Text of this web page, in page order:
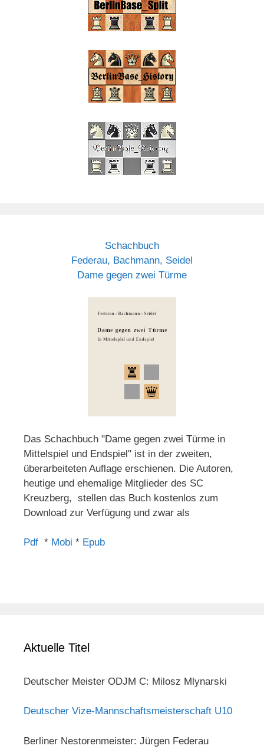
Schachbuch
Federau, Bachmann, Seidel
Dame gegen zwei Türme
Das Schachbuch "Dame gegen zwei Türme in
Mittelspiel und Endspiel" ist in der zweiten,
überarbeiteten Auflage erschienen. Die Autoren,
heutige und ehemalige Mitglieder des SC
Kreuzberg, stellen das Buch kostenlos zum
Download zur Verfügung und zwar als
Pdf * Mobi * Epub
Aktuelle Titel
Deutscher Meister ODJM C: Milosz Mlynarski
Deutscher Vize-Mannschaftsmeisterschaft U10
Berliner Nestorenmeister: Jürgen Federau